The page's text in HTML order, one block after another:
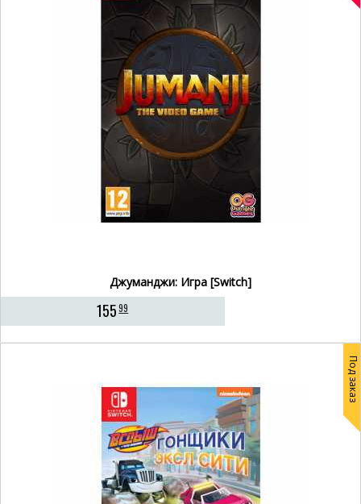
Джуманджи: Игра [Switch]
15599
Под заказ